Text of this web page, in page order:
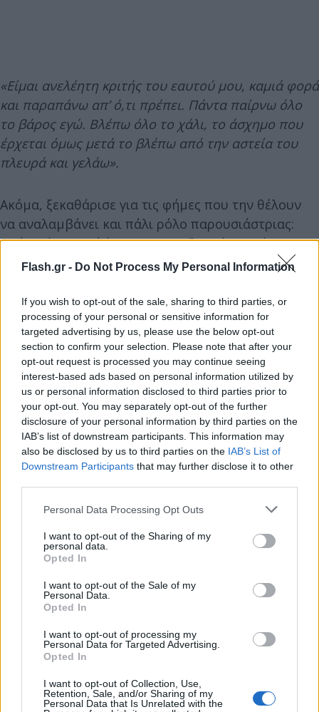
Flash.gr - Do Not Process My Personal Information
If you wish to opt-out of the sale, sharing to third parties, or
processing of your personal or sensitive information for
targeted advertising by us, please use the below opt-out
section to confirm your selection. Please note that after your
opt-out request is processed you may continue seeing
interest-based ads based on personal information utilized by
us or personal information disclosed to third parties prior to
your opt-out. You may separately opt-out of the further
disclosure of your personal information by third parties on the
IAB’s list of downstream participants. This information may
also be disclosed by us to third parties on the IAB’s List of
Downstream Participants that may further disclose it to other
Please note that this website/app uses one or more Google
not limited to your visit or usage behaviour. You may click to
grant or deny consent to Google and its third-party tags to
use your data for below specified purposes in below Google
consent section.
Personal Data Processing Opt Outs
I want to opt-out of the Sharing of my
personal data.
Opted In
I want to opt-out of the Sale of my
Personal Data.
Opted In
I want to opt-out of processing my
Personal Data for Targeted Advertising.
Opted In
I want to opt-out of Collection, Use,
Retention, Sale, and/or Sharing of my
Personal Data that Is Unrelated with the
«Είμαι ανελέητη κριτής του εαυτού μου, καμιά φορά
και παραπάνω απ’ ό,τι πρέπει. Πάντα παίρνω όλο
το βάρος εγώ. Βλέπω όλο το χάλι, το άσχημο που
έρχεται όμως μετά το βλέπω από την αστεία του
πλευρά και γελάω».
Ακόμα, ξεκαθάρισε για τις φήμες που την θέλουν
να αναλαμβάνει και πάλι ρόλο παρουσιάστριας:
«Τώρα όχι, γιατί έχω το IQ και ξεκινάω γυρίσματα
σε 10 μέρες».